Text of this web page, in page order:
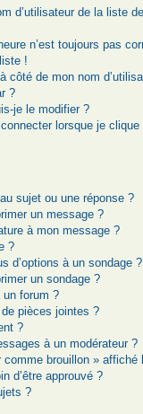
d’utilisateur de la liste
n’est toujours pas
!
côté de mon nom
?
je le modifier ?
lorsque je
sujet ou une réponse ?
un message ?
à mon message ?
?
d’options à un sondage ?
un sondage ?
un forum ?
pièces jointes ?
?
à un modérateur ?
brouillon » affiché
d’être approuvé ?
?